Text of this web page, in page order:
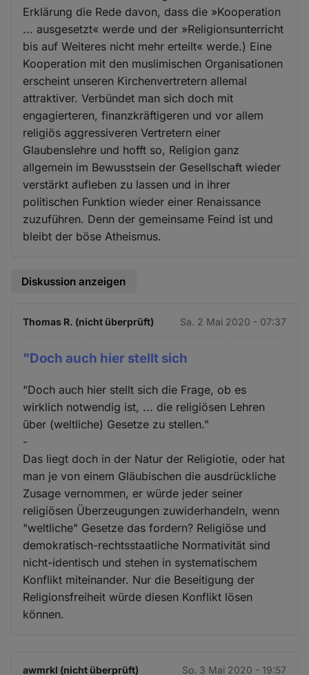
Erklärung die Rede davon, dass die »Kooperation
... ausgesetzt« werde und der »Religionsunterricht
bis auf Weiteres nicht mehr erteilt« werde.) Eine
Kooperation mit den muslimischen Organisationen
erscheint unseren Kirchenvertretern allemal
attraktiver. Verbündet man sich doch mit
engagierteren, finanzkräftigeren und vor allem
religiös aggressiveren Vertretern einer
Glaubenslehre und hofft so, Religion ganz
allgemein im Bewusstsein der Gesellschaft wieder
verstärkt aufleben zu lassen und in ihrer
politischen Funktion wieder einer Renaissance
zuzuführen. Denn der gemeinsame Feind ist und
bleibt der böse Atheismus.
Diskussion anzeigen
Thomas R. (nicht überprüft) Sa. 2 Mai 2020 - 07:37
"Doch auch hier stellt sich
"Doch auch hier stellt sich die Frage, ob es
wirklich notwendig ist, ... die religiösen Lehren
über (weltliche) Gesetze zu stellen."
-
Das liegt doch in der Natur der Religiotie, oder hat
man je von einem Gläubischen die ausdrückliche
Zusage vernommen, er würde jeder seiner
religiösen Überzeugungen zuwiderhandeln, wenn
"weltliche" Gesetze das fordern? Religiöse und
demokratisch-rechtsstaatliche Normativität sind
nicht-identisch und stehen in systematischem
Konflikt miteinander. Nur die Beseitigung der
Religionsfreiheit würde diesen Konflikt lösen
können.
awmrkl (nicht überprüft) So. 3 Mai 2020 - 19:57